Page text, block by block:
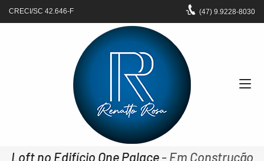
CRECI/SC 42.646-F (47) 9.9228-8030
Loft no Edifício One Palace- Em Construção